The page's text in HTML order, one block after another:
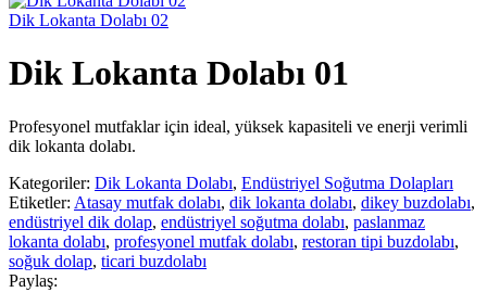
Dik Lokanta Dolabı 02
Dik Lokanta Dolabı 01
Profesyonel mutfaklar için ideal, yüksek kapasiteli ve enerji verimli
dik lokanta dolabı.
Kategoriler: Dik Lokanta Dolabı, Endüstriyel Soğutma Dolapları
Etiketler: Atasay mutfak dolabı, dik lokanta dolabı, dikey buzdolabı,
endüstriyel dik dolap, endüstriyel soğutma dolabı, paslanmaz
lokanta dolabı, profesyonel mutfak dolabı, restoran tipi buzdolabı,
soğuk dolap, ticari buzdolabı
Paylaş: